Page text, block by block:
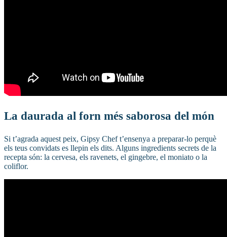
La daurada al forn més saborosa del món
Si t’agrada aquest peix, Gipsy Chef t’ensenya a preparar-lo perquè
els teus convidats es llepin els dits. Alguns ingredients secrets de la
recepta són: la cervesa, els ravenets, el gingebre, el moniato o la
coliflor.